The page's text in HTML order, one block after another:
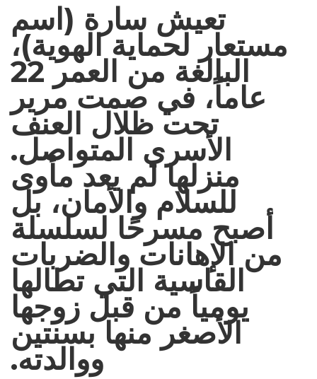
تعيش سارة (اسم
مستعار لحماية الهوية)،
البالغة من العمر 22
عاماً، في صمت مرير
تحت ظلال العنف
الأسري المتواصل.
منزلها لم يعد مأوى
للسلام والأمان، بل
أصبح مسرحًا لسلسلة
من الإهانات والضربات
القاسية التي تطالها
يومياً من قبل زوجها
الأصغر منها بسنتين
ووالدته.